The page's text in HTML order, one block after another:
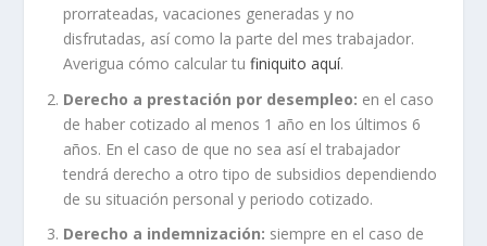
prorrateadas, vacaciones generadas y no
disfrutadas, así como la parte del mes trabajador.
Averigua cómo calcular tufiniquito aquí.
Derecho a prestación por desempleo: en el caso
de haber cotizado al menos 1 año en los últimos 6
años. En el caso de que no sea así el trabajador
tendrá derecho a otro tipo de subsidios dependiendo
de su situación personal y periodo cotizado.
Derecho a indemnización: siempre en el caso de